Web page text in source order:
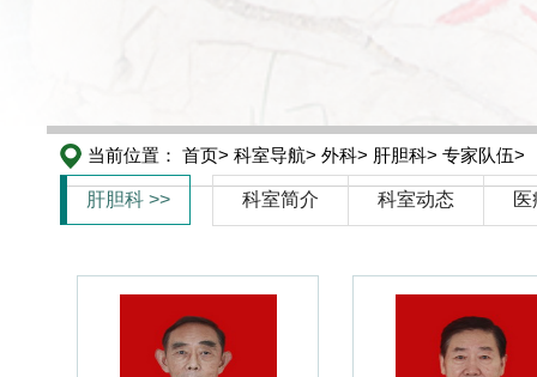
当前位置： 首页> 科室导航> 外科> 肝胆科> 专家队伍>
肝胆科 >> 科室简介 科室动态